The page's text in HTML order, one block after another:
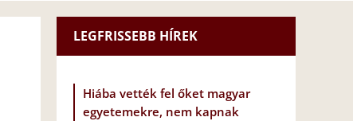
LEGFRISSEBB HÍREK
Hiába vették fel őket magyar
egyetemekre, nem kapnak